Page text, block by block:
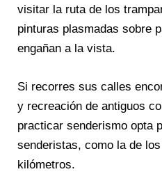
visitar la ruta de los
pinturas plasmadas sobre
engañan a la vista.
Si recorres sus calles
y recreación de antiguos
practicar senderismo opta
senderistas, como la de
kilómetros.